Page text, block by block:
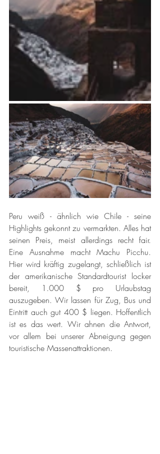
Peru weiß - ähnlich wie Chile - seine
Highlights gekonnt zu vermarkten. Alles hat
seinen Preis, meist allerdings recht fair.
Eine Ausnahme macht Machu Picchu.
Hier wird kräftig zugelangt, schließlich ist
der amerikanische Standardtourist locker
bereit, 1.000 $ pro Urlaubstag
auszugeben. Wir lassen für Zug, Bus und
Eintritt auch gut 400 $ liegen. Hoffentlich
ist es das wert. Wir ahnen die Antwort,
vor allem bei unserer Abneigung gegen
touristische Massenattraktionen.